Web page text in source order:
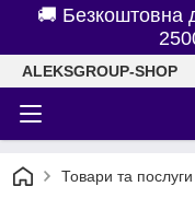
🚚 Безкоштовна
ALEKSGROUP-SHOP
Товари та послуги